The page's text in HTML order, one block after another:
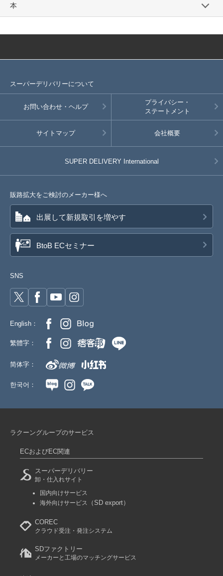
本
スーパーデリバリーについて
お問い合わせ・ヘルプ
プライバシー・
ステートメント
サイトマップ 会社概要
SUPER DELIVERY International
販路拡大をご検討のメーカー様へ
出展して新規取引を増やす
BtoB ECセミナー
SNS
English：
繁體字：
简体字：
한국어：
ラクーングループのサービス
ECおよびEC関連
スーパーデリバリー
卸・仕入れサイト
国内向けサービス
海外向けサービス
（SD export）
COREC
クラウド受注・発注システム
SDファクトリー
メーカーと工場のマッチングサービス